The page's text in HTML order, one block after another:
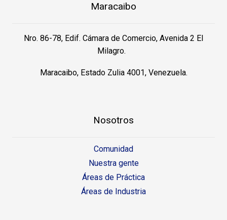
Maracaibo
Nro. 86-78, Edif. Cámara de Comercio, Avenida 2 El
Milagro.
Maracaibo, Estado Zulia 4001, Venezuela.
Nosotros
Comunidad
Nuestra gente
Áreas de Práctica
Áreas de Industria